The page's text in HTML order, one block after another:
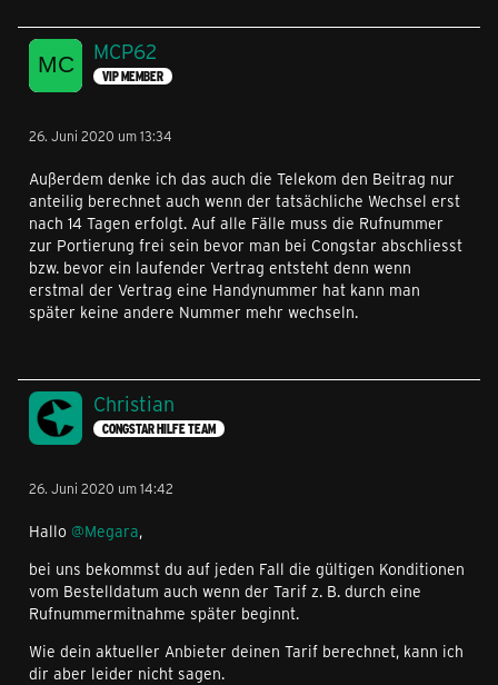
MCP62
VIP MEMBER
26. Juni 2020 um 13:34
Außerdem denke ich das auch die Telekom den Beitrag nur
anteilig berechnet auch wenn der tatsächliche Wechsel erst
nach 14 Tagen erfolgt. Auf alle Fälle muss die Rufnummer
zur Portierung frei sein bevor man bei Congstar abschliesst
bzw. bevor ein laufender Vertrag entsteht denn wenn
erstmal der Vertrag eine Handynummer hat kann man
später keine andere Nummer mehr wechseln.
Christian
CONGSTAR HILFE TEAM
26. Juni 2020 um 14:42
Hallo @Megara,
bei uns bekommst du auf jeden Fall die gültigen Konditionen
vom Bestelldatum auch wenn der Tarif z. B. durch eine
Rufnummermitnahme später beginnt.
Wie dein aktueller Anbieter deinen Tarif berechnet, kann ich
dir aber leider nicht sagen.